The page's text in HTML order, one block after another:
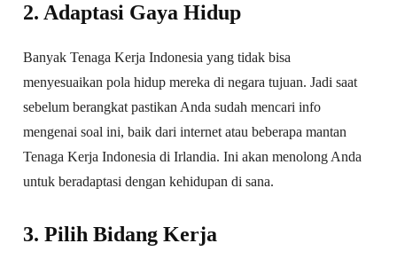
2. Adaptasi Gaya Hidup
Banyak Tenaga Kerja Indonesia yang tidak bisa
menyesuaikan pola hidup mereka di negara tujuan. Jadi saat
sebelum berangkat pastikan Anda sudah mencari info
mengenai soal ini, baik dari internet atau beberapa mantan
Tenaga Kerja Indonesia di Irlandia. Ini akan menolong Anda
untuk beradaptasi dengan kehidupan di sana.
3. Pilih Bidang Kerja